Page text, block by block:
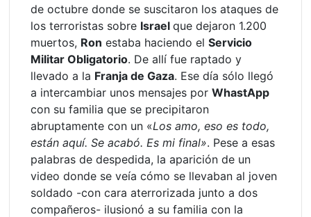
de octubre donde se suscitaron los ataques de
los terroristas sobre Israelque dejaron 1.200
muertos, Ron estaba haciendo elServicio
Militar Obligatorio. De allí fue raptado y
llevado a la Franja de Gaza. Ese día sólo llegó
a intercambiar unos mensajes porWhastApp
con su familia que se precipitaron
abruptamente con un «Los amo, eso es todo,
están aquí. Se acabó. Es mi final». Pese a esas
palabras de despedida, la aparición de un
video donde se veía cómo se llevaban al joven
soldado -con cara aterrorizada junto a dos
compañeros- ilusionó a su familia con la